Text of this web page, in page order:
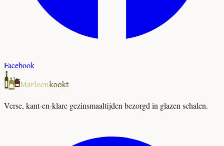
Facebook
Verse, kant-en-klare gezinsmaaltijden bezorgd in glazen schalen.